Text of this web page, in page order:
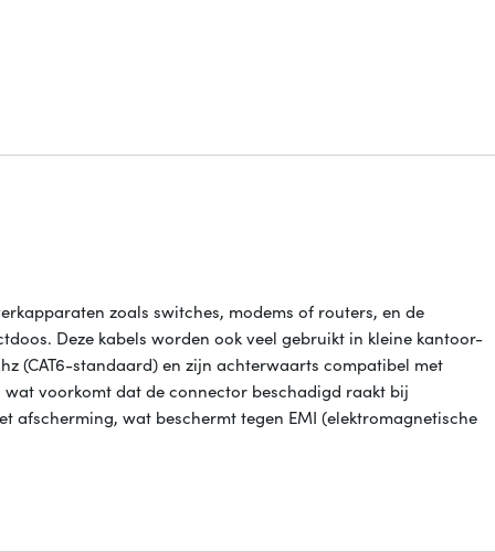
zoals switches, modems of routers, en de
Deze kabels worden ook veel gebruikt in kleine kantoor-
(CAT6-standaard) en zijn achterwaarts compatibel met
wat voorkomt dat de connector beschadigd raakt bij
afscherming, wat beschermt tegen EMI (elektromagnetische